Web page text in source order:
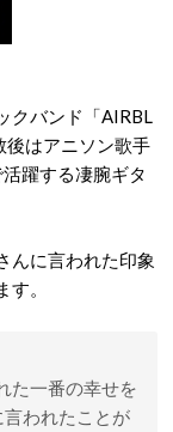
クバンド「AIRBL
後はアニソン歌手
躍する凄腕ギタ
んに言われた印象
。
た一番の幸せを
われたことが